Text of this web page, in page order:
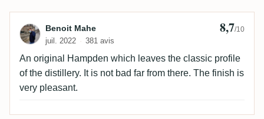
Avis de Benoit Mahe
Benoit Mahe
juil. 2022 381 avis
8,7/10
An original Hampden which leaves the classic profile
of the distillery. It is not bad far from there. The finish is
very pleasant.